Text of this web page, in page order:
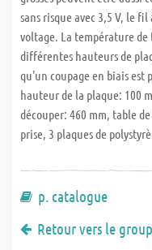
sans risque avec 3,5 V, le
voltage. La température
différentes hauteurs de
qu'un coupage en biais est
hauteur de la plaque: 100
découper: 460 mm, table
prise, 3 plaques de
p. catalogue
Retour vers le